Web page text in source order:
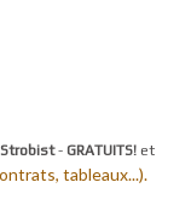
Strobist- GRATUITS! et
tableaux...).